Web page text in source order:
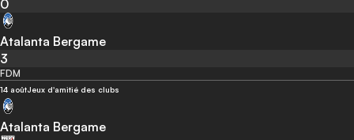
0
Atalanta Bergame
3
FDM
14 aoûtJeux d'amitié des clubs
Atalanta Bergame